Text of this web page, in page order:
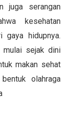
juga serangan
kesehatan
gaya hidupnya.
mulai sejak dini
makan sehat
olahraga